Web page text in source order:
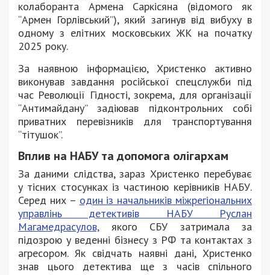
колаборанта Армена Саркісяна (відомого як
“Армен Горлівський”), який загинув від вибуху в
одному з елітних московських ЖК на початку
2025 року.
За наявною інформацією, Христенко активно
виконував завдання російської спецслужби під
час Революції Гідності, зокрема, для організації
“Антимайдану” задіював підконтрольних собі
приватних перевізників для транспортування
“тітушок”.
Вплив на НАБУ та допомога олігархам
За даними слідства, зараз Христенко перебуває
у тісних стосунках із частиною керівників НАБУ.
Серед них – один із начальників міжрегіональних
управлінь детективів НАБУ Руслан
Магамедрасулов,якого СБУ затримала за
підозрою у веденні бізнесу з РФ та контактах з
агресором. Як свідчать наявні дані, Христенко
знав цього детектива ще з часів спільного